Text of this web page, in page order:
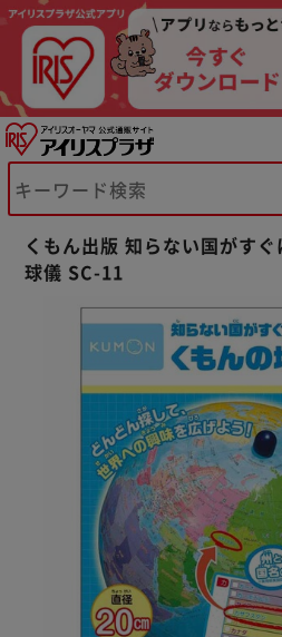
くもん出版 知らない国がす
球儀 SC-11
※ご確認ください
カートに入れる